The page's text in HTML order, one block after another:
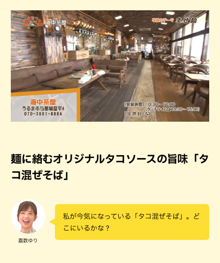
麺に絡むオリジナルタコソースの旨味「タ
コ混ぜそば」
嘉数ゆり
私が今気になっている「タコ混ぜそば」。ど
こにいるかな？